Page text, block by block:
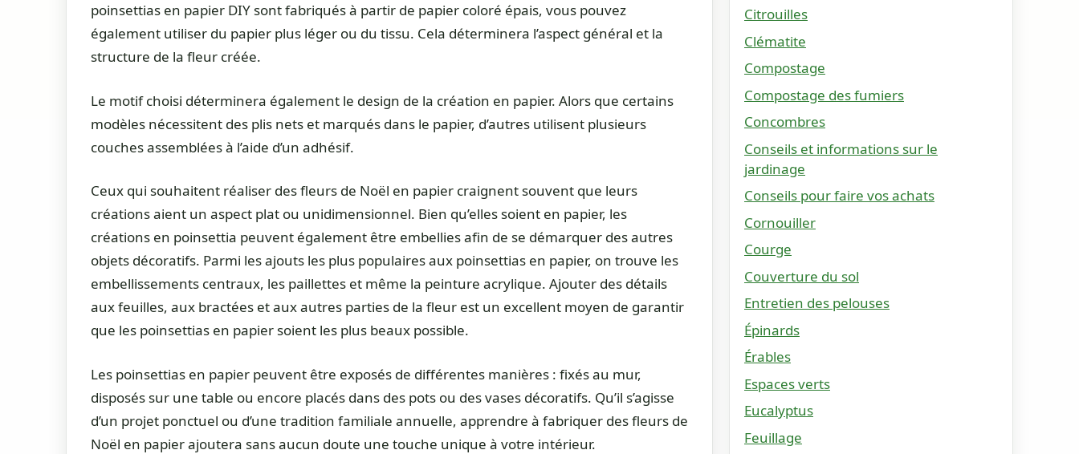
poinsettias en papier DIY sont fabriqués à partir de papier coloré épais, vous pouvez
également utiliser du papier plus léger ou du tissu. Cela déterminera l’aspect général et la
structure de la fleur créée.
Le motif choisi déterminera également le design de la création en papier. Alors que certains
modèles nécessitent des plis nets et marqués dans le papier, d’autres utilisent plusieurs
couches assemblées à l’aide d’un adhésif.
Ceux qui souhaitent réaliser des fleurs de Noël en papier craignent souvent que leurs
créations aient un aspect plat ou unidimensionnel. Bien qu’elles soient en papier, les
créations en poinsettia peuvent également être embellies afin de se démarquer des autres
objets décoratifs. Parmi les ajouts les plus populaires aux poinsettias en papier, on trouve les
embellissements centraux, les paillettes et même la peinture acrylique. Ajouter des détails
aux feuilles, aux bractées et aux autres parties de la fleur est un excellent moyen de garantir
que les poinsettias en papier soient les plus beaux possible.
Les poinsettias en papier peuvent être exposés de différentes manières : fixés au mur,
disposés sur une table ou encore placés dans des pots ou des vases décoratifs. Qu’il s’agisse
d’un projet ponctuel ou d’une tradition familiale annuelle, apprendre à fabriquer des fleurs de
Noël en papier ajoutera sans aucun doute une touche unique à votre intérieur.
Citrouilles
Clématite
Compostage
Compostage des fumiers
Concombres
Conseils et informations sur le
jardinage
Conseils pour faire vos achats
Cornouiller
Courge
Couverture du sol
Entretien des pelouses
Épinards
Érables
Espaces verts
Eucalyptus
Feuillage